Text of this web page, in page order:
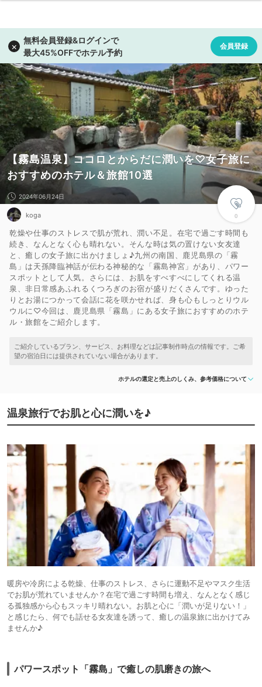
【霧島温泉】ココロとからだに潤いを♡女子旅に
おすすめのホテル＆旅館10選
0
2024年06月24日
koga
乾燥や仕事のストレスで肌が荒れ、潤い不足。在宅で過ごす時間も
続き、なんとなく心も晴れない。そんな時は気の置けない女友達
と、癒しの女子旅に出かけましょ♪九州の南国、鹿児島県の「霧
島」は天孫降臨神話が伝わる神秘的な「霧島神宮」があり、パワー
スポットとして人気。さらには、お肌をすべすべにしてくれる温
泉、非日常感あふれるくつろぎのお宿が盛りだくさんです。ゆった
りとお湯につかって会話に花を咲かせれば、身も心もしっとりウル
ウルに♡今回は、鹿児島県「霧島」にある女子旅におすすめのホテ
ル・旅館をご紹介します。
ホテルの選定と売上のしくみ、参考価格について
温泉旅行でお肌と心に潤いを♪
暖房や冷房による乾燥、仕事のストレス、さらに運動不足やマスク生活
でお肌が荒れていませんか？在宅で過ごす時間も増え、なんとなく感じ
る孤独感から心もスッキリ晴れない。お肌と心に「潤いが足りない！」
と感じたら、何でも話せる女友達を誘って、癒しの温泉旅に出かけてみ
ませんか♪
パワースポット「霧島」で癒しの肌磨きの旅へ